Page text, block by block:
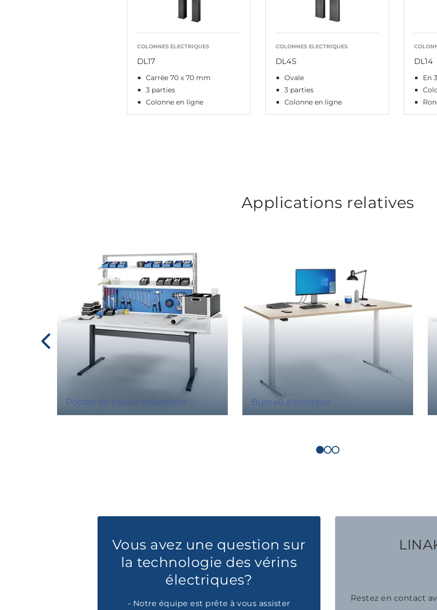
COLONNES ELECTRIQUES
DL17
Carrée 70 x 70 mm
3 parties
Colonne en ligne
COLONNES ELECTRIQUES
DL4S
Ovale
3 parties
Colonne en ligne
DL14
En
Applications relatives
Postes de travail industriels Bureau électrique
Vous avez une question sur
la technologie des vérins
électriques?
- Notre équipe est prête à vous assister
Restez en contact